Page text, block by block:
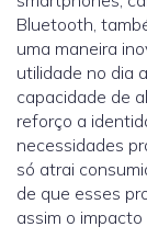
Bluetooth,
uma maneira
utilidade no dia
capacidade de
reforço a
necessidades
só atrai
de que esses
assim o